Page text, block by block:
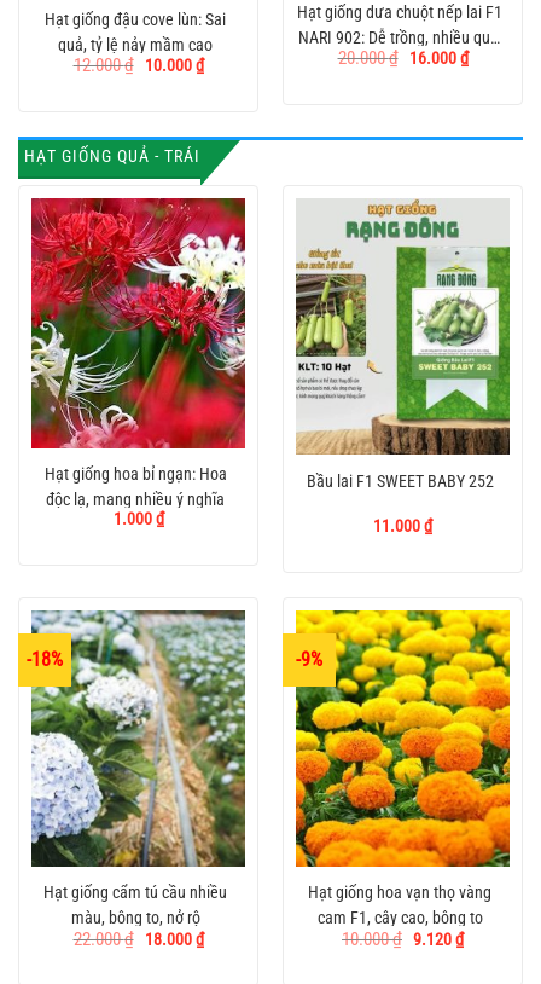
Hạt giống đậu cove lùn: Sai
quả, tỷ lệ nảy mầm cao
12.000₫
Giá
gốc
10.000₫Giá
hiện
Hạt giống dưa chuột nếp lai F1
NARI 902: Dễ trồng, nhiều quả,
năng suất cao
20.000₫
Giá
gốc
16.000₫Giá
hiện
HẠT GIỐNG QUẢ - TRÁI
Hạt giống hoa bỉ ngạn: Hoa
độc lạ, mang nhiều ý nghĩa
1.000₫
Bầu lai F1 SWEET BABY 252
11.000₫
-18%
Hạt giống cẩm tú cầu nhiều
màu, bông to, nở rộ
22.000₫
Giá
gốc
18.000₫Giá
hiện
-9%
Hạt giống hoa vạn thọ vàng
cam F1, cây cao, bông to
10.000₫ Giá
gốc
9.120₫Giá
hiện